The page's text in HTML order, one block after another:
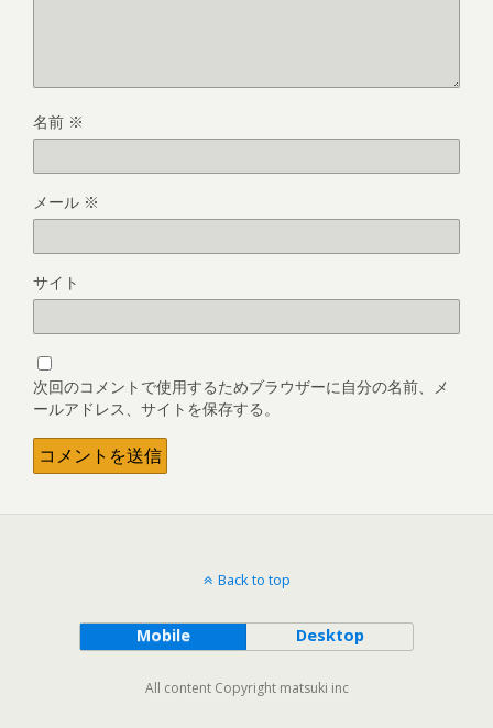
名前 ※
メール ※
サイト
次回のコメントで使用するためブラウザーに自分の名前、メ
ールアドレス、サイトを保存する。
Back to top
Mobile Desktop
All content Copyright matsuki inc